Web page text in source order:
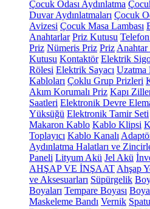
Çocuk Odası Aydınlatma
Duvar Aydınlatmaları Çocuk
Avizesi Çocuk Masa Lambası
Anahtarlar Priz Kutusu
Priz Nümeris Priz Priz Anahtar
Kutusu Kontaktör Elektrik
Rölesi Elektrik Sayacı Uzatma
Kabloları Çoklu Grup Prizleri
Akım Korumalı Priz Kapı
Saatleri Elektronik Devre
Yüksüğü Elektronik Tamir Seti
Makaron Kablo Kablo Klipsi
Toplayıcı Kablo Kanalı
Aydınlatma Halatları ve
Paneli Lityum Akü Jel Akü
AHŞAP VE İNŞAAT Ahşap
ve Aksesuarları Süpürgelik
Boyaları Tempare Boyası
Maskeleme Bandı Vernik